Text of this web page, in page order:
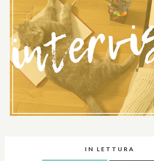
IN LETTURA